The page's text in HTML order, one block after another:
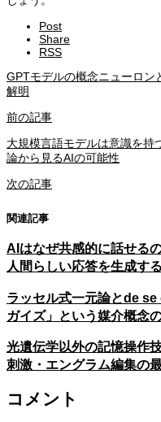
Post
Share
RSS
GPTモデルの概念ニューロン
解明
前の記事
大規模言語モデルは意識を持
論から見るAIの可能性
次の記事
関連記事
AIはなぜ共感的に話せる
人間らしい応答を生成す
ラッセル式一元論とde
ガイズ」という媒介概念
光遺伝学以外の記憶操作
刺激・エングラム編集の
コメント